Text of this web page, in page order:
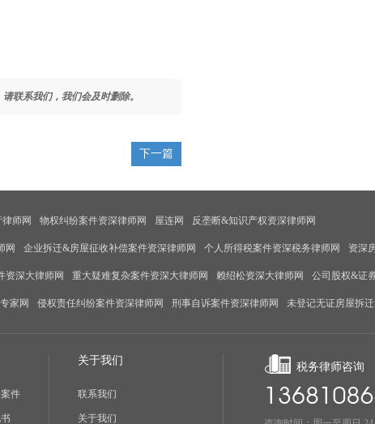
联系我们，我们会及时删除。
下一篇
师网 物权纠纷案件资深律师网 屋连网 反垄断&知识产权资深律师网
网 企业拆迁&房屋征收补偿案件资深律师网 个人所得税案件资深税务律师网 资深
资深大律师网 重大疑难复杂案件资深大律师网 赖绍松资深大律师网 公司股权&证
家网 侵权责任纠纷案件资深律师网 刑事自诉案件资深律师网 未登记无证房屋拆
件
关于我们
联系我们
关于我们
税务律师咨询